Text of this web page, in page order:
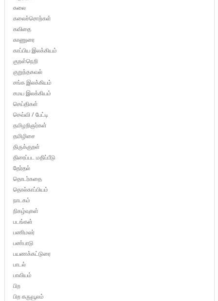
கலை
கலைச்சொற்கள்
கவிதை
காணுரை
காப்பிய இலக்கியம்
குறள்நெறி
குறுந்தகவல்
சங்க இலக்கியம்
சமய இலக்கியம்
செய்திகள்
செவ்வி / பேட்டி
தமிழறிஞர்கள்
தமிழிசை
திருக்குறள்
திரைப்பட மதிப்பீடு
தேர்தல்
தொடர்கதை
தொல்காப்பியம்
நாடகம்
நிகழ்வுகள்
படங்கள்
பணிமலர்
பண்பாடு
பயணக்கட்டுரை
பாடல்
பாவியம்
பிற
பிற கருவூலம்